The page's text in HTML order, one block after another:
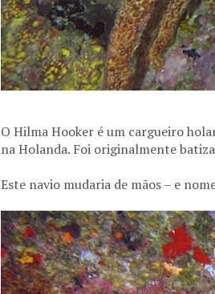
O Hilma Hooker é um cargueiro
na Holanda. Foi originalmente
Este navio mudaria de mãos – e